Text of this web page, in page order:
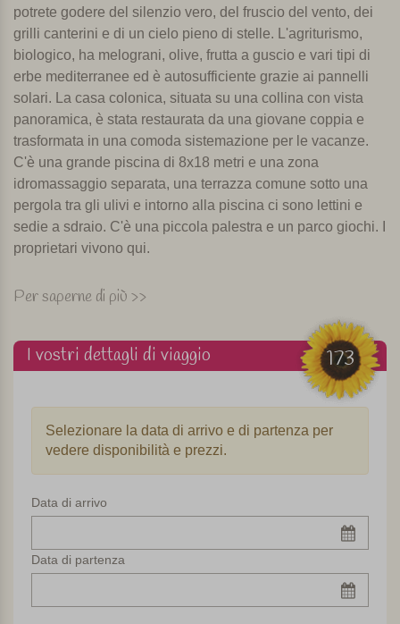
potrete godere del silenzio vero, del fruscio del vento, dei
grilli canterini e di un cielo pieno di stelle. L'agriturismo,
biologico, ha melograni, olive, frutta a guscio e vari tipi di
erbe mediterranee ed è autosufficiente grazie ai pannelli
solari. La casa colonica, situata su una collina con vista
panoramica, è stata restaurata da una giovane coppia e
trasformata in una comoda sistemazione per le vacanze.
C'è una grande piscina di 8x18 metri e una zona
idromassaggio separata, una terrazza comune sotto una
pergola tra gli ulivi e intorno alla piscina ci sono lettini e
sedie a sdraio. C'è una piccola palestra e un parco giochi. I
proprietari vivono qui.
Su richiesta, e con un numero sufficiente di persone, la
proprietaria cucina per i suoi ospiti. Non hanno un
congelatore e tutto quello che mangerete sarà fresco e
biologico. Dopo la mia visita la proprietaria è andata a fare
spesa perché nel pomeriggio doveva preparare la cena. Il
prezzo per un menù è di circa 25 euro a persona, senza le
bevande. C'è una bella selezione di vini siciliani locali e
sarete ben consigliati nella scelta.
Autentica Sicilia
A 6 km dall'agriturismo c'è un piccolo paesino dove la vita
siciliana è ancora autentica. Non potete perdervi gli
arancini (snack di riso) del bar nella piazza principale e
Per saperne di più >>
173
I vostri dettagli di viaggio
Selezionare la data di arrivo e di partenza per
vedere disponibilità e prezzi.
Data di arrivo
Data di partenza